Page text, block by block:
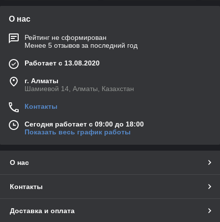
О нас
Рейтинг не сформирован
Менее 5 отзывов за последний год
Работает с 13.08.2020
г. Алматы
Шамиевой 14, Алматы, Казахстан
Контакты
Сегодня работает с 09:00 до 18:00
Показать весь график работы
О нас
Контакты
Доставка и оплата